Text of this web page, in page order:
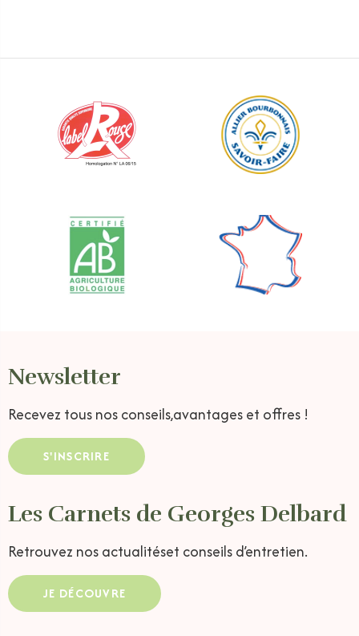
Newsletter
Recevez tous nos conseils,avantages et offres !
S'INSCRIRE
Les Carnets de Georges Delbard
Retrouvez nos actualitéset conseils d’entretien.
JE DÉCOUVRE